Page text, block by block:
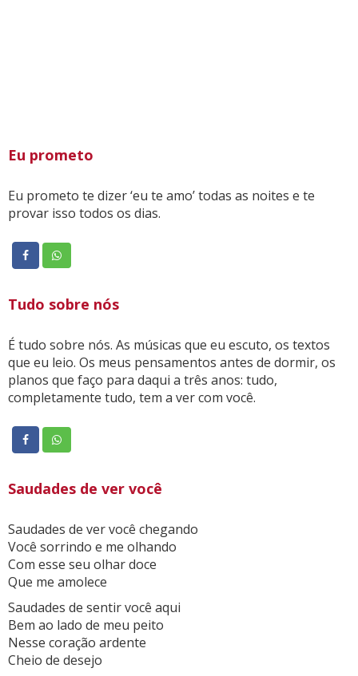
Eu prometo
Eu prometo te dizer ‘eu te amo’ todas as noites e te
provar isso todos os dias.
Tudo sobre nós
É tudo sobre nós. As músicas que eu escuto, os textos
que eu leio. Os meus pensamentos antes de dormir, os
planos que faço para daqui a três anos: tudo,
completamente tudo, tem a ver com você.
Saudades de ver você
Saudades de ver você chegando
Você sorrindo e me olhando
Com esse seu olhar doce
Que me amolece
Saudades de sentir você aqui
Bem ao lado de meu peito
Nesse coração ardente
Cheio de desejo